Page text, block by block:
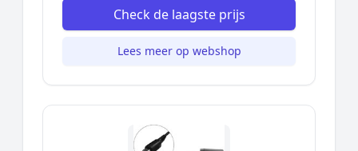
Check de laagste prijs
Lees meer op webshop